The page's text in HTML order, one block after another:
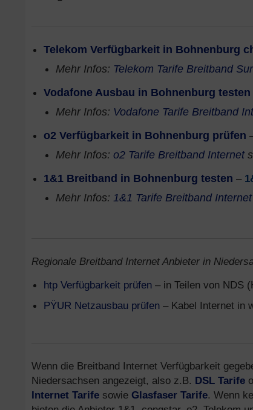
Telekom Verfügbarkeit in Bohnenburg
Mehr Infos: Telekom Tarife Breitband
Vodafone Ausbau in Bohnenburg testen
Mehr Infos: Vodafone Tarife Breitband
o2 Verfügbarkeit in Bohnenburg prüfen
Mehr Infos: o2 Tarife Breitband Internet
1&1 Breitband in Bohnenburg testen –
Mehr Infos: 1&1 Tarife Breitband Internet
Regionale Breitband Internet Anbieter in
htp Verfügbarkeit prüfen – in Teilen von NDS
PŸUR Netzausbau prüfen – Kabel Internet in
Wenn die Breitband Internet Verfügbarkeit
Niedersachsen angezeigt, also z.B. DSL Tarife
Internet Tarife sowie Glasfaser Tarife. Wenn